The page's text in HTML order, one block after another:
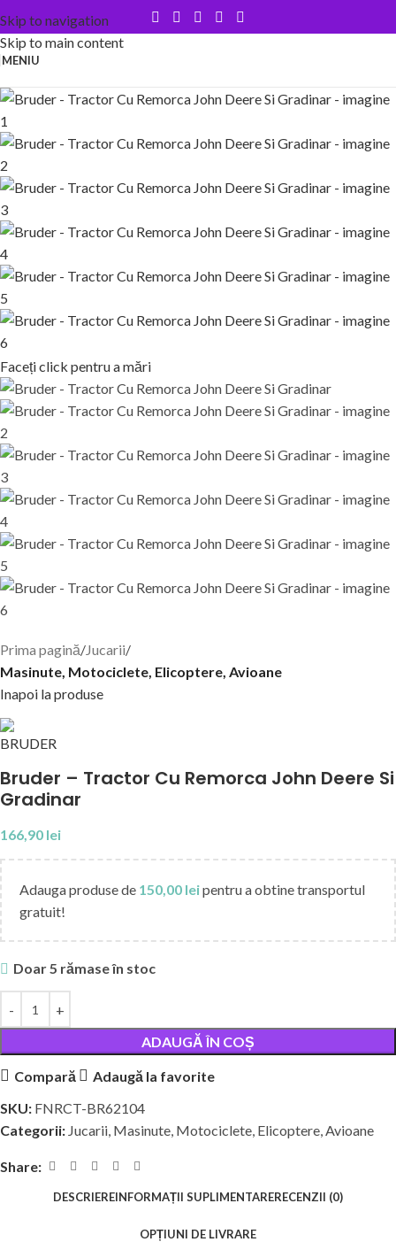
Skip to navigation
Skip to main content
MENIU
Faceți click pentru a mări
Prima pagină Jucarii
Masinute, Motociclete, Elicoptere, Avioane
Inapoi la produse
Bruder – Tractor Cu Remorca John Deere Si
Gradinar
166,90 lei
Adauga produse de 150,00 leipentru a obtine transportul
gratuit!
Doar 5 rămase în stoc
ADAUGĂ ÎN COȘ
Compară
Adaugă la favorite
SKU: FNRCT-BR62104
Categorii: Jucarii, Masinute, Motociclete, Elicoptere, Avioane
Share:
DESCRIEREINFORMAȚII SUPLIMENTARERECENZII (0)
OPȚIUNI DE LIVRARE